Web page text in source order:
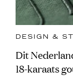
DESIGN &
Dit
18-karaats